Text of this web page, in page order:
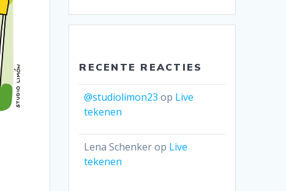
RECENTE REACTIES
@studiolimon23 op Live
tekenen
Lena Schenkerop Live
tekenen